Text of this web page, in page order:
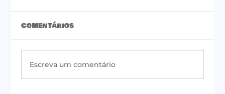
Comentários
Escreva um comentário